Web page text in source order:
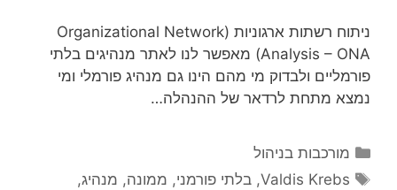
ניתוח רשתות ארגוניות (Organizational Network
Analysis – ONA) מאפשר לנו לאתר מנהיגים בלתי
פורמליים ולבדוק מי מהם הינו גם מנהיג פורמלי ומי
נמצא מתחת לרדאר של ההנהלה…
קטגוריות
מורכבות בניהול
תגיות
Valdis Krebs
,בלתי פורמני, ממונה, מנהיג,